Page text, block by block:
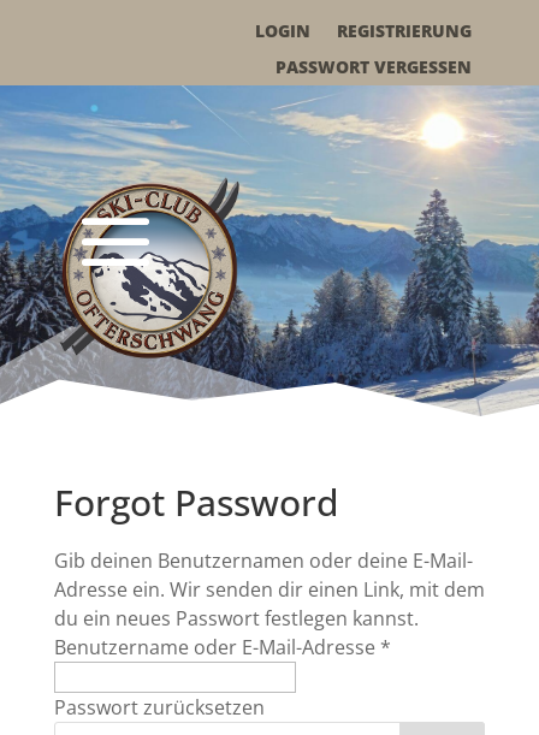
LOGIN
REGISTRIERUNG
PASSWORT VERGESSEN
Forgot Password
Gib deinen Benutzernamen oder deine E-Mail-
Adresse ein. Wir senden dir einen Link, mit dem
du ein neues Passwort festlegen kannst.
Benutzername oder E-Mail-Adresse *
Passwort zurücksetzen